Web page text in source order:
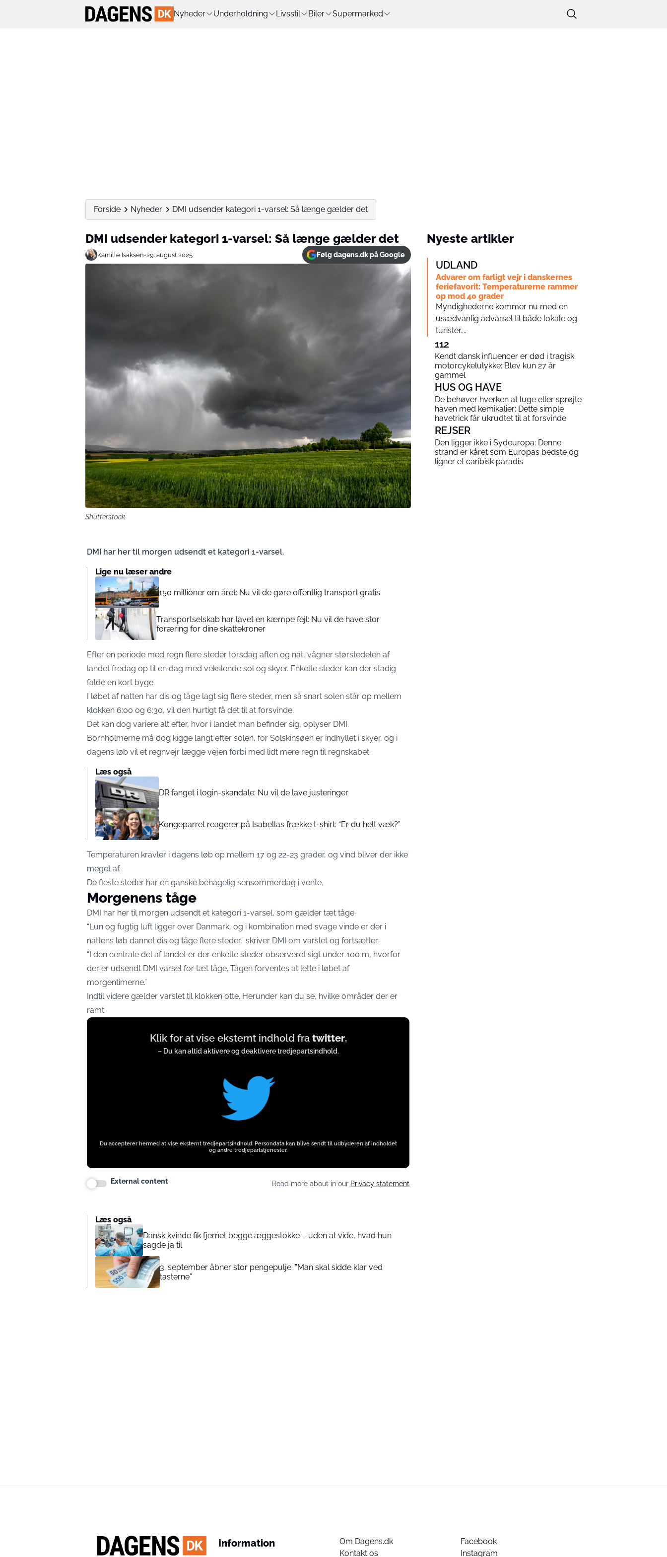
Nyheder Underholdning Livsstil Biler Supermarked
Forside Nyheder DMI udsender kategori 1-varsel: Så længe gælder det
DMI udsender kategori 1-varsel: Så længe gælder det
Kamille Isaksen•29. august 2025 Følg dagens.dk på Google
Shutterstock
DMI har her til morgen udsendt et kategori 1-varsel.
Lige nu læser andre
150 millioner om året: Nu vil de gøre offentlig transport gratis
Transportselskab har lavet en kæmpe fejl: Nu vil de have stor
foræring for dine skattekroner
Efter en periode med regn flere steder torsdag aften og nat, vågner størstedelen af
landet fredag op til en dag med vekslende sol og skyer. Enkelte steder kan der stadig
falde en kort byge.
I løbet af natten har dis og tåge lagt sig flere steder, men så snart solen står op mellem
klokken 6:00 og 6:30, vil den hurtigt få det til at forsvinde.
Det kan dog variere alt efter, hvor i landet man befinder sig, oplyser DMI.
Bornholmerne må dog kigge langt efter solen, for Solskinsøen er indhyllet i skyer, og i
dagens løb vil et regnvejr lægge vejen forbi med lidt mere regn til regnskabet.
Læs også
DR fanget i login-skandale: Nu vil de lave justeringer
Kongeparret reagerer på Isabellas frække t-shirt: “Er du helt væk?”
Temperaturen kravler i dagens løb op mellem 17 og 22-23 grader, og vind bliver der ikke
meget af.
De fleste steder har en ganske behagelig sensommerdag i vente.
Morgenens tåge
DMI har her til morgen udsendt et kategori 1-varsel, som gælder tæt tåge.
“Lun og fugtig luft ligger over Danmark, og i kombination med svage vinde er der i
nattens løb dannet dis og tåge flere steder,” skriver DMI om varslet og fortsætter:
“I den centrale del af landet er der enkelte steder observeret sigt under 100 m, hvorfor
der er udsendt DMI varsel for tæt tåge. Tågen forventes at lette i løbet af
morgentimerne.”
Indtil videre gælder varslet til klokken otte. Herunder kan du se, hvilke områder der er
ramt.
Display
Klik for at vise eksternt indhold fra twitter,
– Du kan altid aktivere og deaktivere tredjepartsindhold.
Du accepterer hermed at vise eksternt tredjepartsindhold. Persondata kan blive sendt til udbyderen af indholdet
og andre tredjepartstjenester.
External content Read more about in our Privacy statement
Læs også
Dansk kvinde fik fjernet begge æggestokke – uden at vide, hvad hun
sagde ja til
3. september åbner stor pengepulje: ”Man skal sidde klar ved
tasterne”
Nyeste artikler
UDLAND
Advarer om farligt vejr i danskernes
feriefavorit: Temperaturerne rammer
op mod 40 grader
Myndighederne kommer nu med en
usædvanlig advarsel til både lokale og
turister....
112
Kendt dansk influencer er død i tragisk
motorcykelulykke: Blev kun 27 år
gammel
HUS OG HAVE
De behøver hverken at luge eller sprøjte
haven med kemikalier: Dette simple
havetrick får ukrudtet til at forsvinde
REJSER
Den ligger ikke i Sydeuropa: Denne
strand er kåret som Europas bedste og
ligner et caribisk paradis
Information
Om Dagens.dk
Kontakt os
Facebook
Instagram